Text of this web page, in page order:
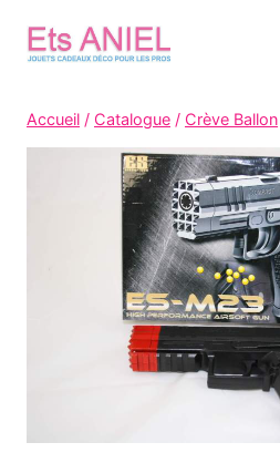
Accueil / Catalogue / Crève Ballon